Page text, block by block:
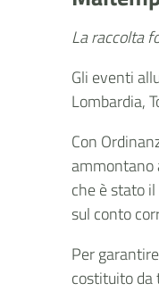
La raccolta
Gli eventi
Lombardia,
Con
ammontano
che è stato
sul conto
Per
costituito da